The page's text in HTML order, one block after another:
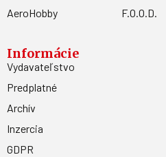
AeroHobby
F.O.O.D.
Informácie
Vydavateľstvo
Predplatné
Archív
Inzercia
GDPR